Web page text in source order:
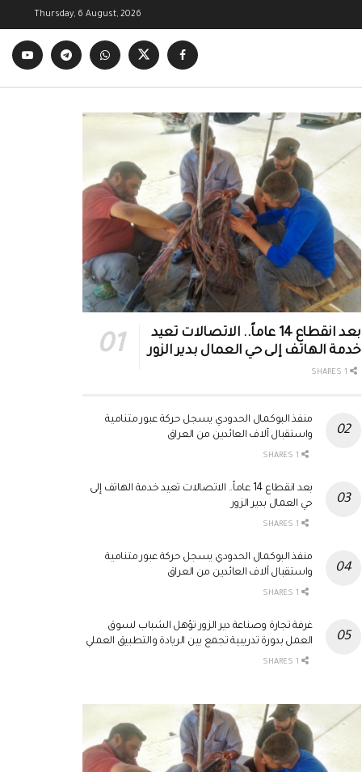
Thursday, 6 August, 2026
بعد انقطاع 14 عاماً.. الاتصالات تعيد
خدمة الهاتف إلى حي العمال بدير الزور
منفذ البوكمال الحدودي يسجل حركة عبور متنامية
واستقبال آلاف العائدين من العراق
بعد انقطاع 14 عاماً.. الاتصالات تعيد خدمة الهاتف إلى
حي العمال بدير الزور
منفذ البوكمال الحدودي يسجل حركة عبور متنامية
واستقبال آلاف العائدين من العراق
غرفة تجارة وصناعة دير الزور تؤهل الشباب لسوق
العمل بدورة تدريبية تجمع بين الريادة والتطبيق العملي